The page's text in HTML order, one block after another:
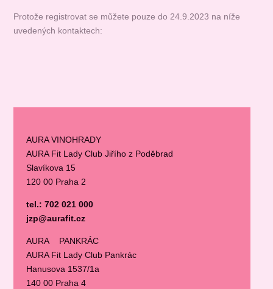
Protože registrovat se můžete pouze do 24.9.2023 na níže
uvedených kontaktech:
AURA VINOHRADY
AURA Fit Lady Club Jiřího z Poděbrad
Slavíkova 15
120 00 Praha 2
tel.: 702 021 000
jzp@aurafit.cz
AURA PANKRÁC
AURA Fit Lady Club Pankrác
Hanusova 1537/1a
140 00 Praha 4